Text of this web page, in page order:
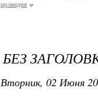
ирландия
БЕЗ
Вторник, 02 Июня